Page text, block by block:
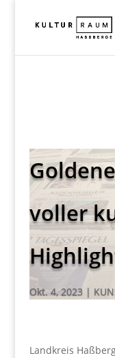
voller
Okt. 4, 2023|
Landkreis